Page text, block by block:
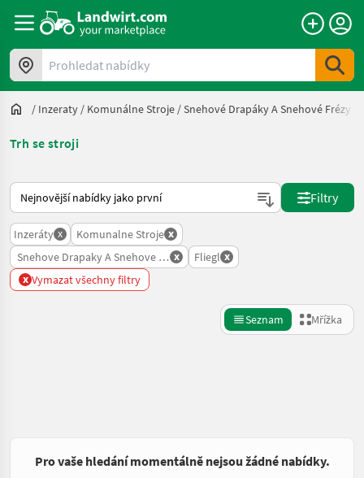
Prohledat nabídky
/ Inzeraty / Komunálne Stroje /Snehové Drapáky A Snehové Frézy
Trh se stroji
Takto se řadí nabídky na Landwirt.com
Filtry
Inzeráty x Komunalne Stroje x
Snehove Drapaky A Snehove Frezy
x Fliegl x
x Vymazat všechny filtry
Seznam Mřížka
Pro vaše hledání momentálně nejsou žádné nabídky.